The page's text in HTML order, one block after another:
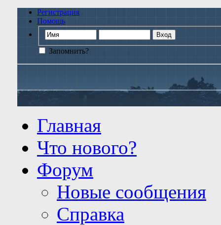
Регистрация
Помощь
Запомнить?
Главная
Что нового?
Форум
Новые сообщения
Справка